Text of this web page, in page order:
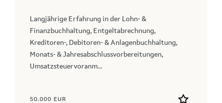
Langjährige Erfahrung in der Lohn- &
Finanzbuchhaltung, Entgeltabrechnung,
Kreditoren-, Debitoren- & Anlagenbuchhaltung,
Monats- & Jahresabschlussvorbereitungen,
Umsatzsteuervoranm...
50.000 EUR